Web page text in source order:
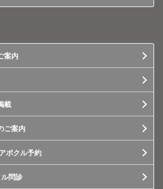
案内
載
ご案内
ポクル予約
問診